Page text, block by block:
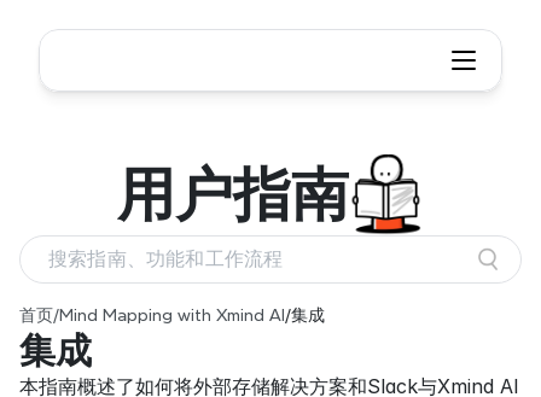
首页/Mind Mapping with Xmind AI /集成
集成
本指南概述了如何将外部存储解决方案和Slack与Xmind AI
用户指南
搜索指南、功能和工作流程